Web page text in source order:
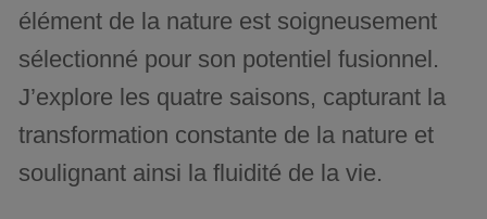
élément de la nature est soigneusement
sélectionné pour son potentiel fusionnel.
J’explore les quatre saisons, capturant la
transformation constante de la nature et
soulignant ainsi la fluidité de la vie.